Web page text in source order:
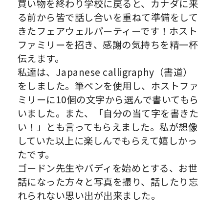
買い物を終わり学校に戻ると、 カナダに来
る前から皆で話し合いを重ねて準備をして
きたフェアウ ェルパーティーです！ホスト
ファミリーを招き、感謝の気持ちを精一杯
伝えます。
私達は、Japanese calligraphy（書道）
をしました。筆ペンを使用し、 ホストファ
ミリーに10個の文字から選んで書いてもら
いました。また、「自分の当て字を書きた
い！」とも言ってもらえました。私が想像
していた以上に楽しんでもらえて嬉しかっ
たです。
ゴードン先生やバディを始めとする、 お世
話になった方々と写真を撮り、 話したり忘
れられない思い出が出来ました。